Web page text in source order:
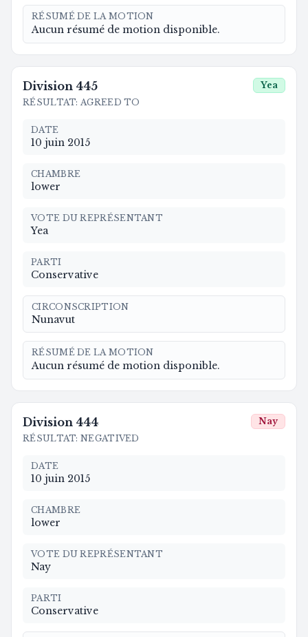
RÉSUMÉ DE LA MOTION
Aucun résumé de motion disponible.
Division 445
RÉSULTAT: AGREED TO
Yea
DATE
10 juin 2015
CHAMBRE
lower
VOTE DU REPRÉSENTANT
Yea
PARTI
Conservative
CIRCONSCRIPTION
Nunavut
RÉSUMÉ DE LA MOTION
Aucun résumé de motion disponible.
Division 444
RÉSULTAT: NEGATIVED
Nay
DATE
10 juin 2015
CHAMBRE
lower
VOTE DU REPRÉSENTANT
Nay
PARTI
Conservative